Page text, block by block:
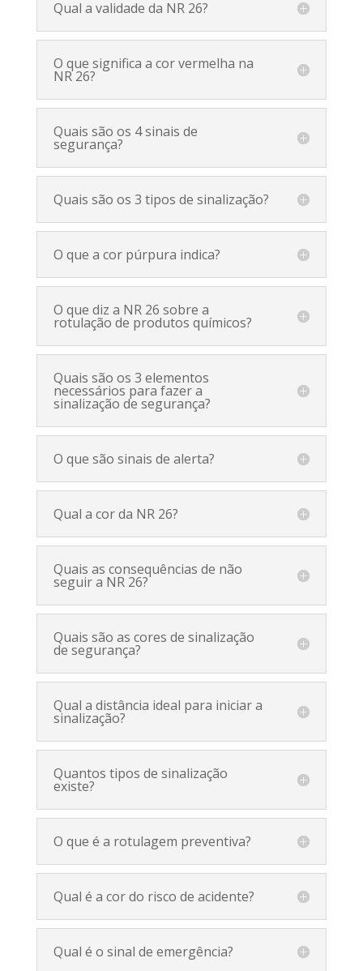
Qual a validade da NR 26?
O que significa a cor vermelha na
NR 26?
Quais são os 4 sinais de
segurança?
Quais são os 3 tipos de sinalização?
O que a cor púrpura indica?
O que diz a NR 26 sobre a
rotulação de produtos químicos?
Quais são os 3 elementos
necessários para fazer a
sinalização de segurança?
O que são sinais de alerta?
Qual a cor da NR 26?
Quais as consequências de não
seguir a NR 26?
Quais são as cores de sinalização
de segurança?
Qual a distância ideal para iniciar a
sinalização?
Quantos tipos de sinalização
existe?
O que é a rotulagem preventiva?
Qual é a cor do risco de acidente?
Qual é o sinal de emergência?